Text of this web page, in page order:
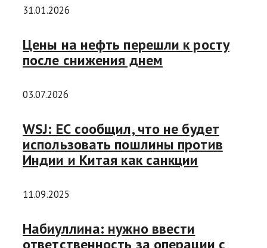
31.01.2026
Цены на нефть перешли к росту
после снижения днем
03.07.2026
WSJ: ЕС сообщил, что не будет
использовать пошлины против
Индии и Китая как санкции
11.09.2025
Набиуллина: нужно ввести
ответственность за операции с